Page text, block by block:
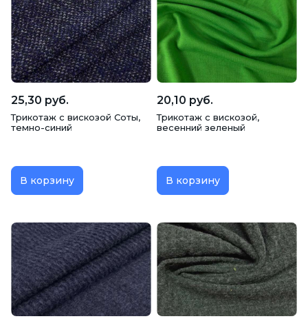
25,30 руб.
Трикотаж с вискозой Соты,
темно-синий
В корзину
20,10 руб.
Трикотаж c вискозой,
весенний зеленый
В корзину